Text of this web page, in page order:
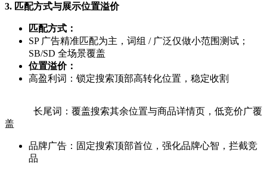
3. 匹配方式与展示位置溢价
匹配方式：
SP 广告精准匹配为主，词组 / 广泛仅做小范围测试；
SB/SD 全场景覆盖
位置溢价：
高盈利词：锁定搜索顶部高转化位置，稳定收割
长尾词：覆盖搜索其余位置与商品详情页，低竞价广覆
盖
品牌广告：固定搜索顶部首位，强化品牌心智，拦截竞
品